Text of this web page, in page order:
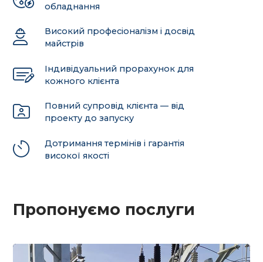
обладнання
Високий професіоналізм і досвід
майстрів
Індивідуальний прорахунок для
кожного клієнта
Повний супровід клієнта — від
проекту до запуску
Дотримання термінів і гарантія
високої якості
Пропонуємо послуги